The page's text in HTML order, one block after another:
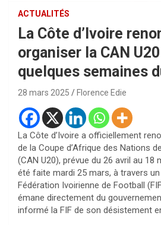
ACTUALITÉS
La Côte d’Ivoire
organiser la CAN
quelques semaines
28 mars 2025 Florence Edie
La Côte d’Ivoire a officiellement
de la Coupe d’Afrique des Nations
(CAN U20), prévue du 26 avril au 18
été faite mardi 25 mars, à travers
Fédération Ivoirienne de Football
émane directement du
informé la FIF de son désistement